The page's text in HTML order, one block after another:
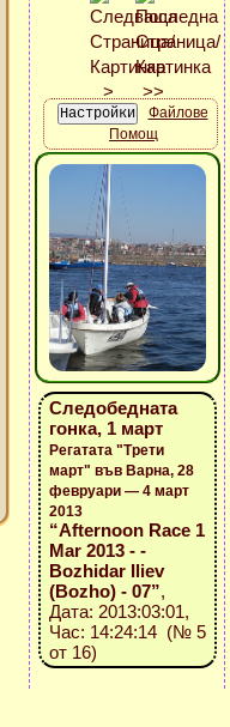
Файлове
Помощ
Следобедната
гонка, 1 март
Регатата "Трети
март" във Варна, 28
февруари — 4 март
2013
“Afternoon Race 1
Mar 2013 - -
Bozhidar Iliev
(Bozho) - 07”,
Дата: 2013:03:01,
Час: 14:24:14 (№ 5
от 16)